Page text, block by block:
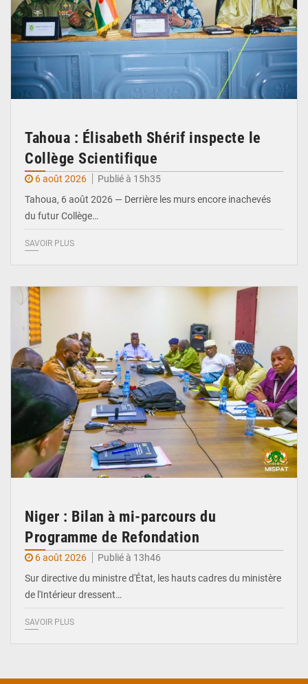
Tahoua : Élisabeth Shérif inspecte le
Collège Scientifique
6 août 2026
Publié à 15h35
Tahoua, 6 août 2026 — Derrière les murs encore inachevés
du futur Collège…
SAVOIR PLUS
Niger : Bilan à mi-parcours du
Programme de Refondation
6 août 2026
Publié à 13h46
Sur directive du ministre d'État, les hauts cadres du ministère
de l'Intérieur dressent…
SAVOIR PLUS